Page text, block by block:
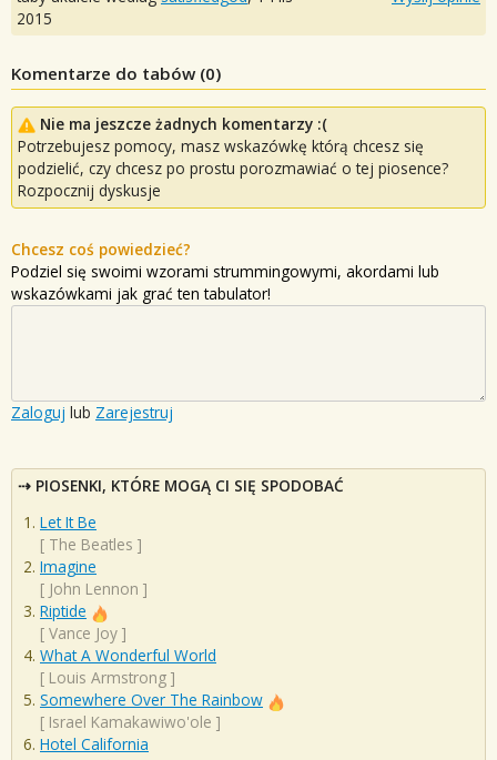
2015
Komentarze do tabów (0)
Nie ma jeszcze żadnych komentarzy :(
Potrzebujesz pomocy, masz wskazówkę którą chcesz się
podzielić, czy chcesz po prostu porozmawiać o tej piosence?
Rozpocznij dyskusje
Chcesz coś powiedzieć?
Podziel się swoimi wzorami strummingowymi, akordami lub
wskazówkami jak grać ten tabulator!
Zaloguj lub Zarejestruj
PIOSENKI, KTÓRE MOGĄ CI SIĘ SPODOBAĆ
Let It Be
[ The Beatles ]
Imagine
[ John Lennon ]
Riptide
[ Vance Joy ]
What A Wonderful World
[ Louis Armstrong ]
Somewhere Over The Rainbow
[ Israel Kamakawiwo'ole ]
Hotel California